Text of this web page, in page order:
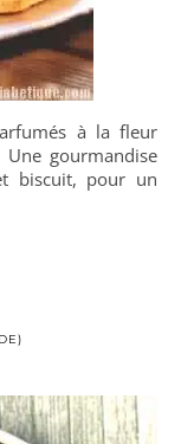
gourmandise
biscuit, pour un